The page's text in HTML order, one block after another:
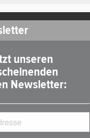
unseren
Newsletter: